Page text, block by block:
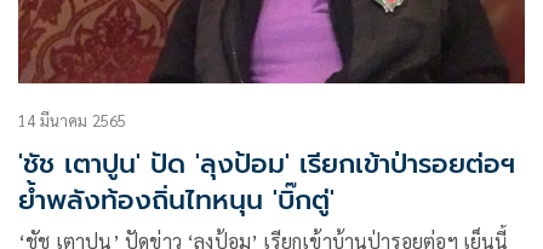
14 มีนาคม 2565
'ชัช เตาปูน' ปัด 'ลุงป้อม' เรียกเข้าป่ารอยต่อฯ
ย้ำพลังท้องถิ่นไทหนุน 'บิ๊กตู่'
‘ชัช เตาปูน’ ปัดข่าว ‘ลุงป้อม’ เรียกเข้าบ้านป่ารอยต่อฯ เย็นนี้